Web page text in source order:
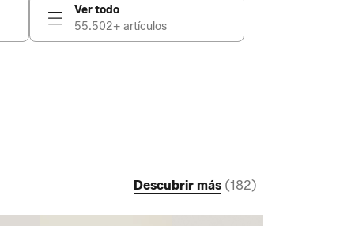
Ver todo
55.502+ artículos
Descubrir más (182)